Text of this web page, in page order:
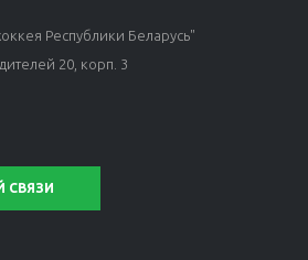
Республики Беларусь"
20, корп. 3
СВЯЗИ